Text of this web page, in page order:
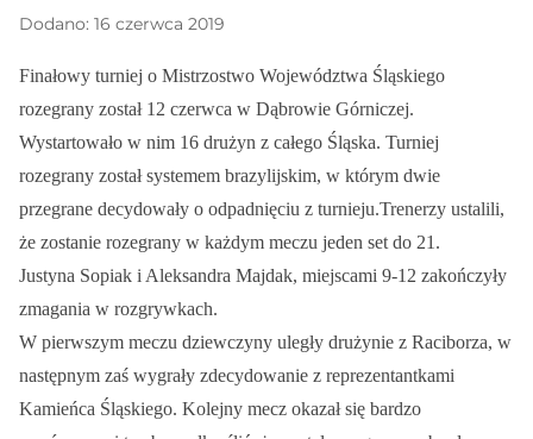
Dodano: 16 czerwca 2019
Finałowy turniej o Mistrzostwo Województwa Śląskiego
rozegrany został 12 czerwca w Dąbrowie Górniczej.
Wystartowało w nim 16 drużyn z całego Śląska. Turniej
rozegrany został systemem brazylijskim, w którym dwie
przegrane decydowały o odpadnięciu z turnieju.Trenerzy ustalili,
że zostanie rozegrany w każdym meczu jeden set do 21.
Justyna Sopiak i Aleksandra Majdak, miejscami 9-12 zakończyły
zmagania w rozgrywkach.
W pierwszym meczu dziewczyny uległy drużynie z Raciborza, w
następnym zaś wygrały zdecydowanie z reprezentantkami
Kamieńca Śląskiego. Kolejny mecz okazał się bardzo